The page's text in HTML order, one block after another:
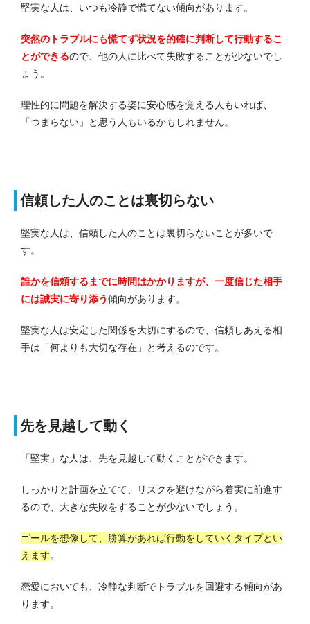
堅実な人は、いつも冷静で慌てない傾向があります。
突然のトラブルにも慌てず状況を的確に判断して行動するこ
とができるので、他の人に比べて失敗することが少ないでし
ょう。
理性的に問題を解決する姿に安心感を覚える人もいれば、
「つまらない」と思う人もいるかもしれません。
信頼した人のことは裏切らない
堅実な人は、信頼した人のことは裏切らないことが多いで
す。
誰かを信頼するまでに時間はかかりますが、一度信じた相手
には誠実に寄り添う傾向があります。
堅実な人は安定した関係を大切にするので、信頼しあえる相
手は「何よりも大切な存在」と考えるのです。
先を見越して動く
「堅実」な人は、先を見越して動くことができます。
しっかりと計画を立てて、リスクを避けながら着実に前進す
るので、大きな失敗をすることが少ないでしょう。
ゴールを想像して、勝算があれば行動をしていくタイプとい
えます。
恋愛においても、冷静な判断でトラブルを回避する傾向があ
ります。